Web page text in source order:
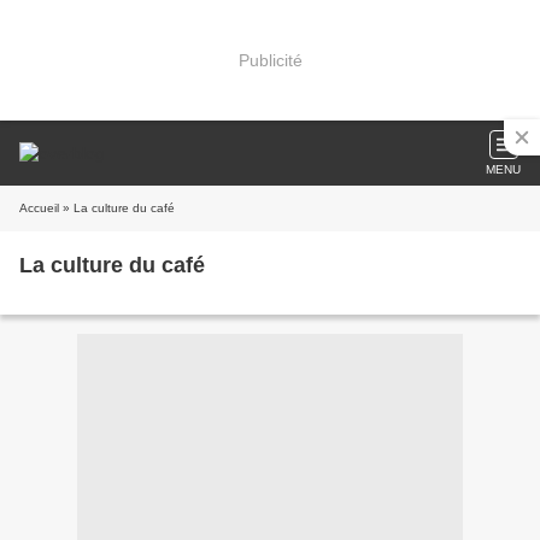
Publicité
MENU
Accueil » La culture du café
La culture du café